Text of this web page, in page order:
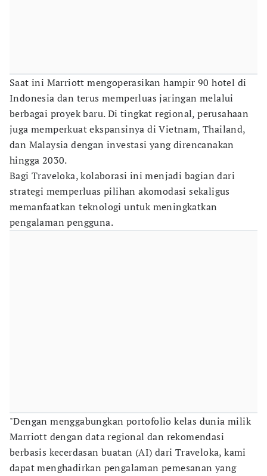
Saat ini Marriott mengoperasikan hampir 90 hotel di
Indonesia dan terus memperluas jaringan melalui
berbagai proyek baru. Di tingkat regional, perusahaan
juga memperkuat ekspansinya di Vietnam, Thailand,
dan Malaysia dengan investasi yang direncanakan
hingga 2030.
Bagi Traveloka, kolaborasi ini menjadi bagian dari
strategi memperluas pilihan akomodasi sekaligus
memanfaatkan teknologi untuk meningkatkan
pengalaman pengguna.
"Dengan menggabungkan portofolio kelas dunia milik
Marriott dengan data regional dan rekomendasi
berbasis kecerdasan buatan (AI) dari Traveloka, kami
dapat menghadirkan pengalaman pemesanan yang